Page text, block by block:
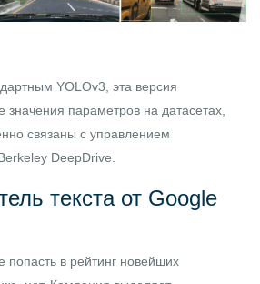
YOLOv3, эта версия
значения параметров на датасетах,
связаны с управлением
DeepDrive.
текста от Google
попасть в рейтинг новейших